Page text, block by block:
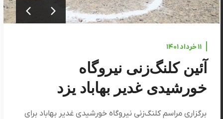
۱۱ خرداد ۱۴۰۱
آئین کلنگ‌زنی نیروگاه
خورشیدی غدیر بهاباد یزد
برگزاری مراسم کلنگ‌زنی نیروگاه خورشیدی غدیر بهاباد برای